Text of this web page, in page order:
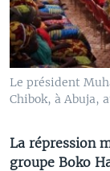
Le président
Chibok, à Abuja,
La répression
groupe Boko